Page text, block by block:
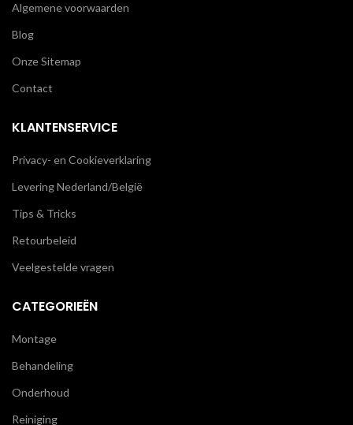
Algemene voorwaarden
Blog
Onze Sitemap
Contact
KLANTENSERVICE
Privacy- en Cookieverklaring
Levering Nederland/België
Tips & Tricks
Retourbeleid
Veelgestelde vragen
CATEGORIEËN
Montage
Behandeling
Onderhoud
Reiniging